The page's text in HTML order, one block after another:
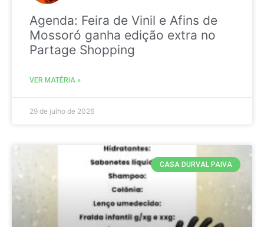
Agenda: Feira de Vinil e Afins de
Mossoró ganha edição extra no
Partage Shopping
VER MATÉRIA »
29 de julho de 2026
CASA DURVAL PAIVA